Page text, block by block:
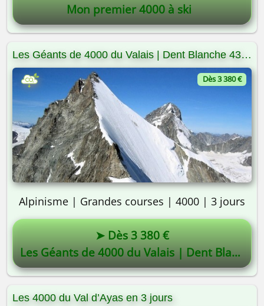
Mon premier 4000 à ski
Les Géants de 4000 du Valais | Dent Blanche 4357m | Zinalrothorn 4222m | Ober Gabelhorn 4063m | Weisshorn 4505m |
Dès 3 380 €
Alpinisme | Grandes courses | 4000 | 3 jours
➤ Dès 3 380 €
Les Géants de 4000 du Valais | Dent Blanche 4357m | Zinalrothorn 4222m | Ober Gabelhorn 4063m | Weisshorn 4505m |
Les 4000 du Val d’Ayas en 3 jours